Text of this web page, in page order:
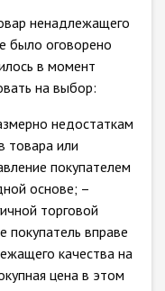
ненадлежащего
было оговорено
в момент
на выбор:
недостаткам
товара или
покупателем
основе; –
торговой
покупатель вправе
качества на
цена в этом